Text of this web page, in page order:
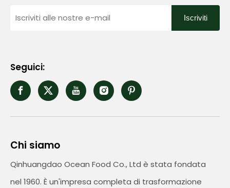
Iscriviti
Seguici:
Chi siamo
Qinhuangdao Ocean Food Co., Ltd è stata fondata
nel 1960. È un'impresa completa di trasformazione